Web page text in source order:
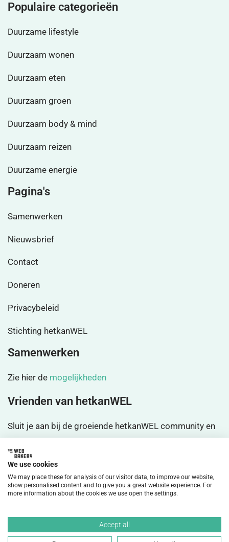
Populaire categorieën
Duurzame lifestyle
Duurzaam wonen
Duurzaam eten
Duurzaam groen
Duurzaam body & mind
Duurzaam reizen
Duurzame energie
Pagina's
Samenwerken
Nieuwsbrief
Contact
Doneren
Privacybeleid
Stichting hetkanWEL
Samenwerken
Zie hier de mogelijkheden
Vrienden van hetkanWEL
Sluit je aan bij de groeiende hetkanWEL community en
©2026 HetkanWEL Alle rechten voorbehouden.
Disclaimer
We use cookies
We may place these for analysis of our visitor data, to improve our website,
show personalised content and to give you a great website experience. For
more information about the cookies we use open the settings.
Accept all